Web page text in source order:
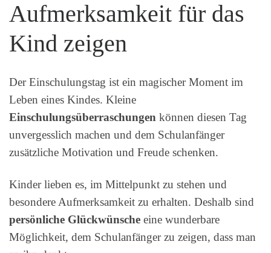
Aufmerksamkeit für das
Kind zeigen
Der Einschulungstag ist ein magischer Moment im
Leben eines Kindes. Kleine
Einschulungsüberraschungen können diesen Tag
unvergesslich machen und dem Schulanfänger
zusätzliche Motivation und Freude schenken.
Kinder lieben es, im Mittelpunkt zu stehen und
besondere Aufmerksamkeit zu erhalten. Deshalb sind
persönliche Glückwünsche eine wunderbare
Möglichkeit, dem Schulanfänger zu zeigen, dass man